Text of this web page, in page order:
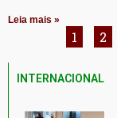
Leia mais »
1 2
INTERNACIONAL